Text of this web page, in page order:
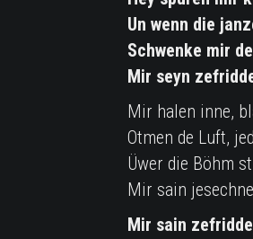
Un wenn die
Schwenke mir
Mir seyn
Mir halen inne,
Otmen de Luft,
Üwer die Böhm
Mir sain
Mir sain